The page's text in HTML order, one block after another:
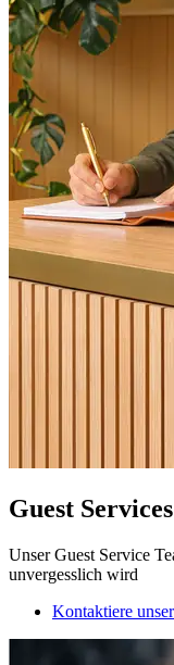
Guest Services
Unser Guest Service
unvergesslich wird
Kontaktiere